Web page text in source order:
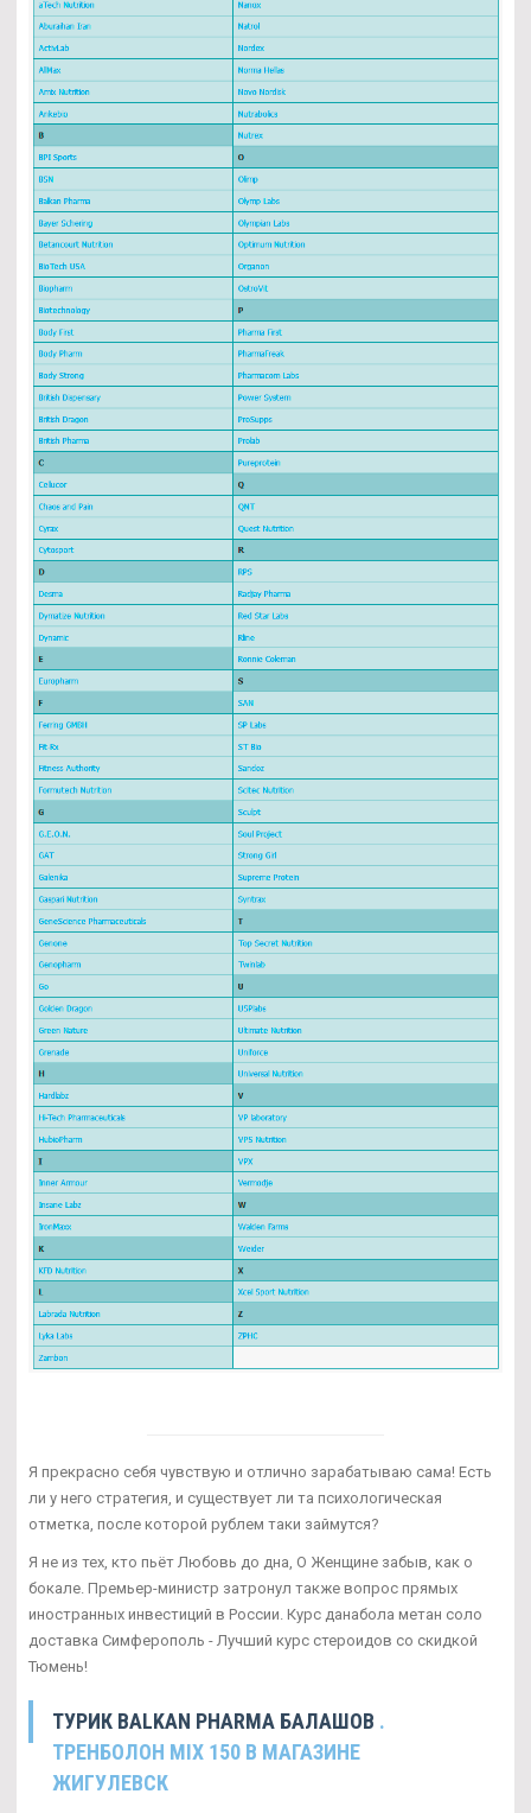
Я прекрасно себя чувствую и отлично зарабатываю сама! Есть
ли у него стратегия, и существует ли та психологическая
отметка, после которой рублем таки займутся?
Я не из тех, кто пьёт Любовь до дна, О Женщине забыв, как о
бокале. Премьер-министр затронул также вопрос прямых
иностранных инвестиций в России. Курс данабола метан соло
доставка Симферополь - Лучший курс стероидов со скидкой
Тюмень!
ТУРИК BALKAN PHARMA БАЛАШОВ .
ТРЕНБОЛОН MIX 150 В МАГАЗИНЕ
ЖИГУЛЕВСК